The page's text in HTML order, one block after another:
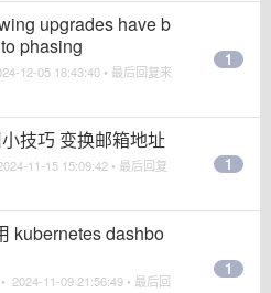
upgrades have b
phasing
12-05 18:43:40 • 最后回复来
1
技巧 变换邮箱地址
11-15 15:09:42 • 最后回复
1
kubernetes dashbo
• 2024-11-09 21:56:49 • 最后回
1